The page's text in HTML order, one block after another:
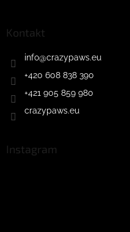
Kontakt
info@crazypaws.eu
+420 608 838 390
+421 905 859 980
crazypaws.eu
Instagram